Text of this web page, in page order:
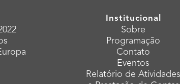
Institucional
Sobre
Programação
Contato
Eventos
Relatório de